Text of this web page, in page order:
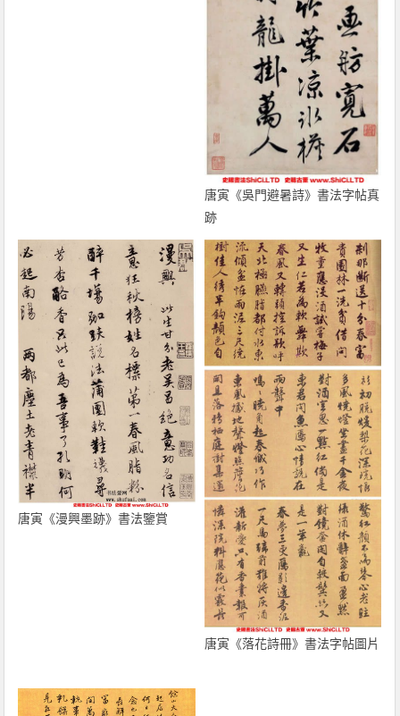
唐寅《吳門避暑詩》書法字帖真
跡
唐寅《漫興墨跡》書法鑒賞
唐寅《落花詩冊》書法字帖圖片